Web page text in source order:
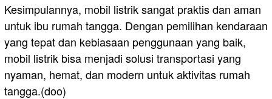
Kesimpulannya, mobil listrik sangat praktis dan aman
untuk ibu rumah tangga. Dengan pemilihan kendaraan
yang tepat dan kebiasaan penggunaan yang baik,
mobil listrik bisa menjadi solusi transportasi yang
nyaman, hemat, dan modern untuk aktivitas rumah
tangga.(doo)